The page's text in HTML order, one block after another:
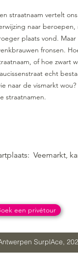
straatnaam vertelt
naar
plaats vond.
fronsen.
of hoe zwart
echt
naar de vismarkt
straatnamen.
Veemarkt,
een privétour
SurplAce,